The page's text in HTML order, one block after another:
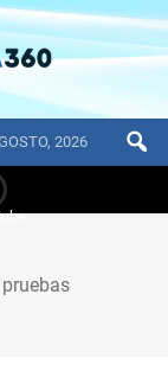
2026